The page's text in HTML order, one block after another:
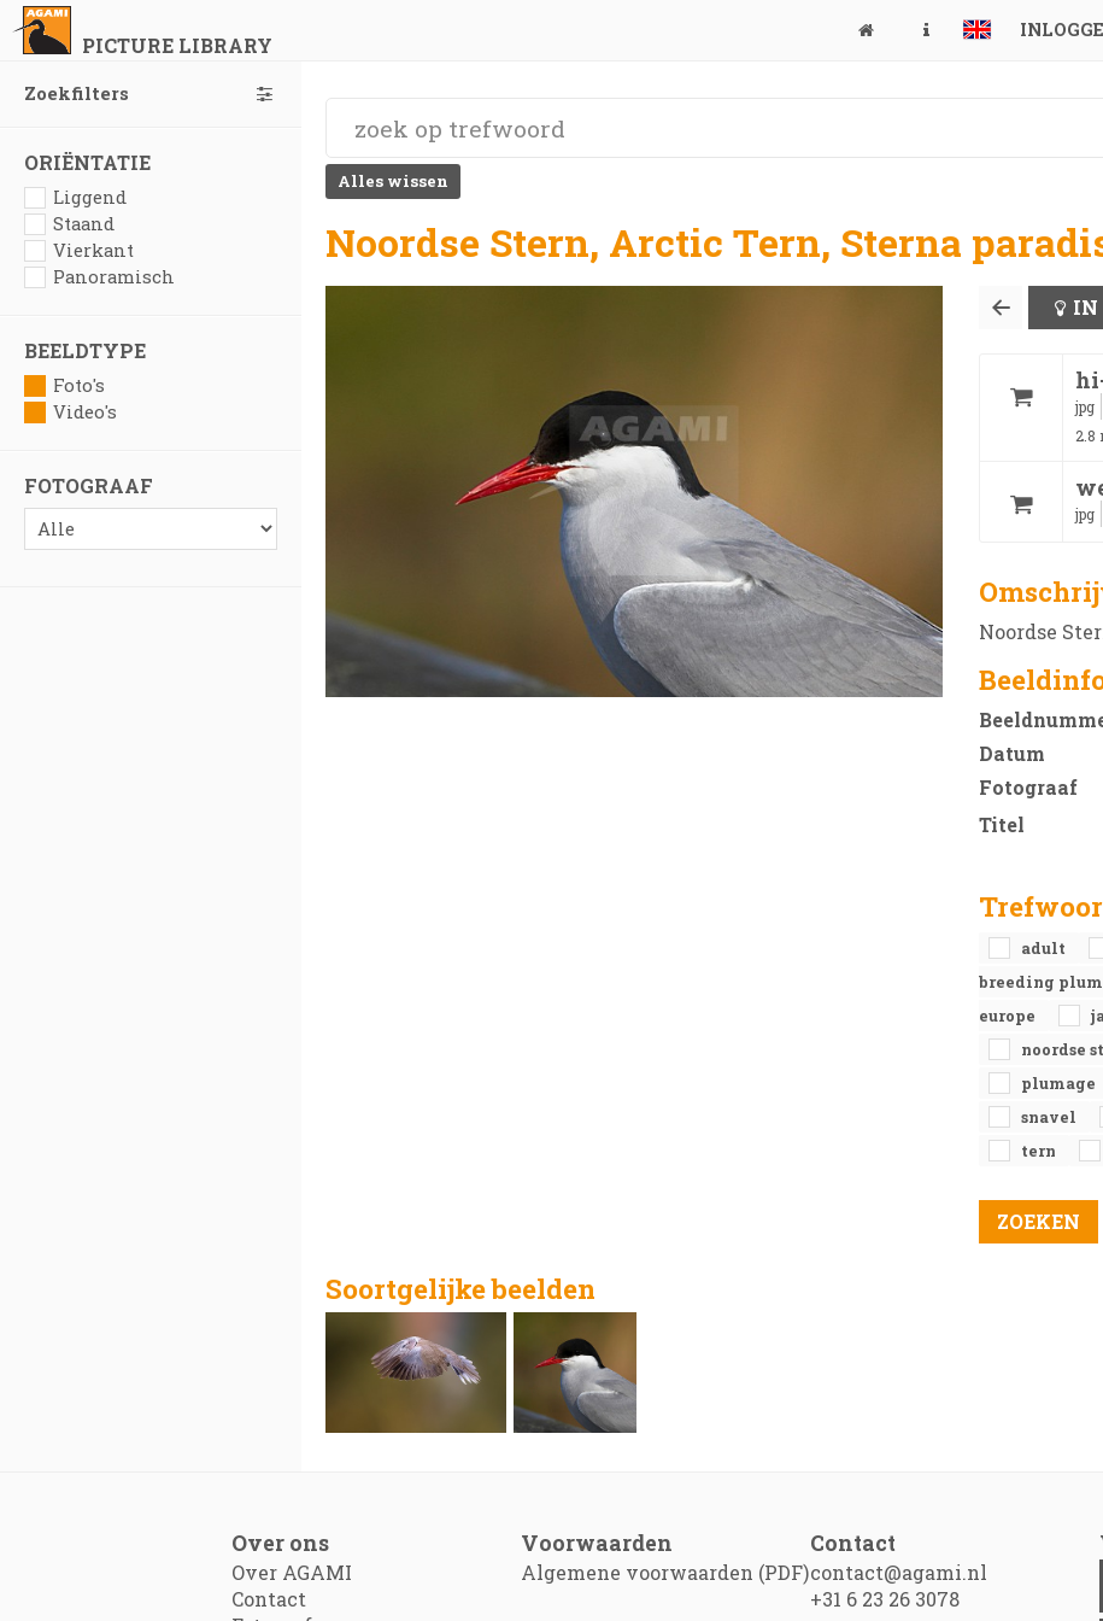
PICTURE LIBRARY
Zoekfilters
ORIËNTATIE
Liggend
Staand
Vierkant
Panoramisch
BEELDTYPE
Foto's
Video's
FOTOGRAAF
Alles wissen
Noordse Stern, Arctic Tern, Sterna
IN
jpg
2.8
jpg
Noordse
Datum
Fotograaf
Titel
adult
breeding
europe
noordse
plumage
snavel
tern
Soortgelijke beelden
Over ons
Over AGAMI
Contact
Voorwaarden
Algemene voorwaarden (PDF)
Contact
contact@agami.nl
+31 6 23 26 3078